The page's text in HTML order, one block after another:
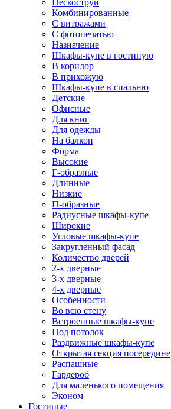
Пескоструй
Комбинированные
С витражами
С фотопечатью
Назначение
Шкафы-купе в гостиную
В коридор
В прихожую
Шкафы-купе в спальню
Детские
Офисные
Для книг
Для одежды
На балкон
Форма
Высокие
Г-образные
Длинные
Низкие
П-образные
Радиусные шкафы-купе
Широкие
Угловые шкафы-купе
Закругленный фасад
Количество дверей
2-х дверные
3-х дверные
4-х дверные
Особенности
Во всю стену
Встроенные шкафы-купе
Под потолок
Раздвижные шкафы-купе
Открытая секция посередине
Распашные
Гардероб
Для маленького помещения
Эконом
Гостиные